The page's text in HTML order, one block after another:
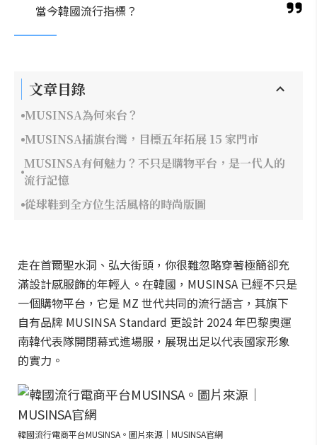
當今韓國流行指標？
文章目錄
MUSINSA為何來台？
MUSINSA插旗台灣，目標五年拓展 15 家門市
MUSINSA有何魅力？不只是購物平台，是一代人的
流行記憶
從球鞋到全方位生活風格的時尚版圖
走在首爾聖水洞、弘大街頭，你很難忽略穿著極簡卻充
滿設計感服飾的年輕人。在韓國，MUSINSA 已經不只是
一個購物平台，它是 MZ 世代共同的流行語言，其旗下
自有品牌 MUSINSA Standard 更設計 2024 年巴黎奧運
南韓代表隊開閉幕式進場服，展現出足以代表國家形象
的實力。
韓國流行電商平台MUSINSA。圖片來源｜MUSINSA官網